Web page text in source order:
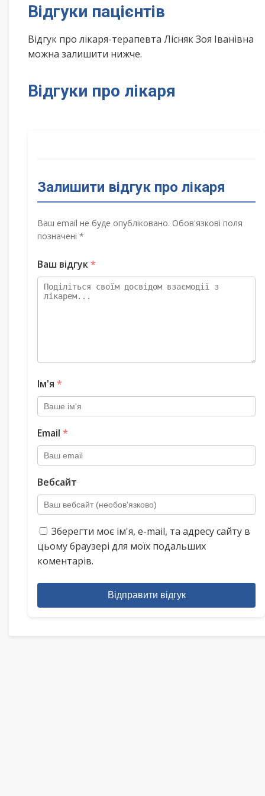
Відгуки пацієнтів
Відгук про лікаря-терапевта Лісняк Зоя Іванівна
можна залишити нижче.
Відгуки про лікаря
Залишити відгук про лікаря
Ваш email не буде опубліковано. Обов'язкові поля
позначені *
Ваш відгук*
Ім'я *
Email *
Вебсайт
Зберегти моє ім'я, e-mail, та адресу сайту в
цьому браузері для моїх подальших
коментарів.
Відправити відгук